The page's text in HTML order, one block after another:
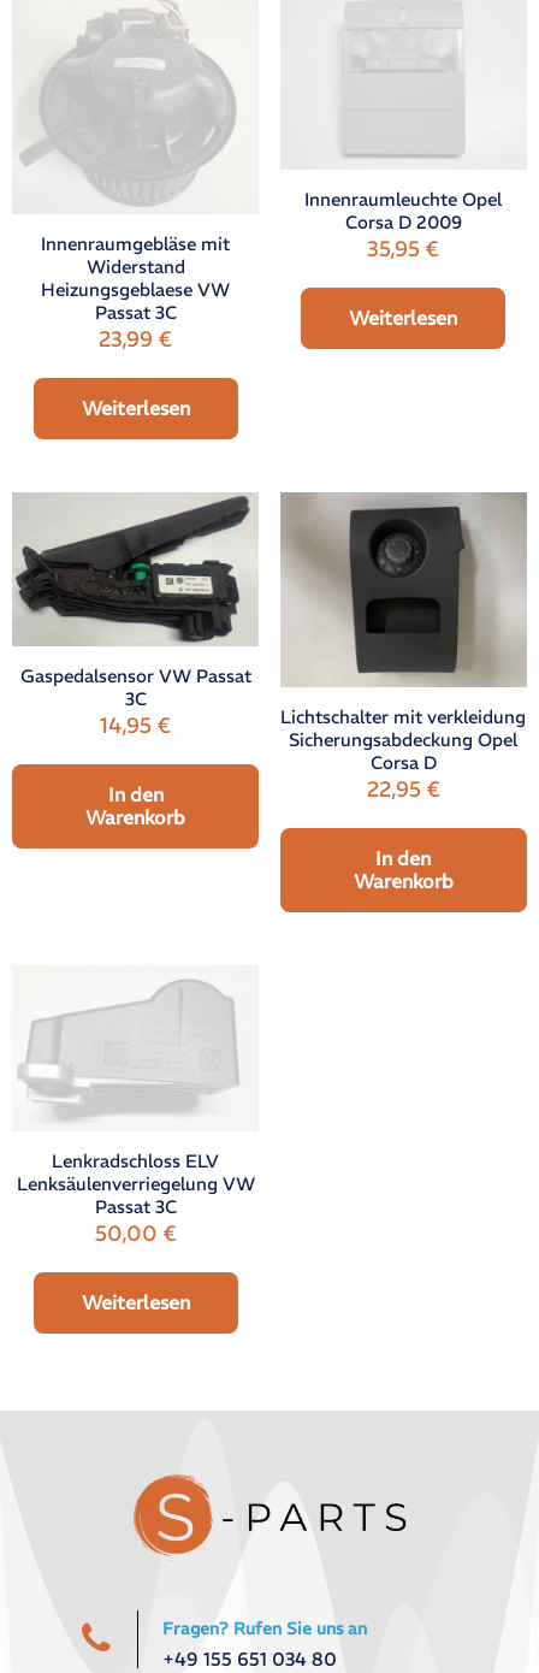
Innenraumgebläse mit
Widerstand
Heizungsgeblaese VW
Passat 3C
23,99€
Weiterlesen
Innenraumleuchte Opel
Corsa D 2009
35,95€
Weiterlesen
Gaspedalsensor VW Passat
3C
14,95€
In den
Warenkorb
Lichtschalter mit verkleidung
Sicherungsabdeckung Opel
Corsa D
22,95 €
In den
Warenkorb
Lenkradschloss ELV
Lenksäulenverriegelung VW
Passat 3C
50,00 €
Weiterlesen
Fragen? Rufen Sie uns an
+49 155 651 034 80